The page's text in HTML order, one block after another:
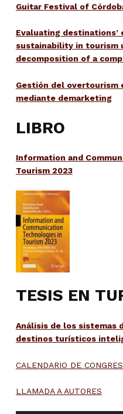
Guitar Festival of
Evaluating
sustainability in tourism
decomposition of a
Gestión del overtourism
mediante demarketing
LIBRO
Information and
Tourism 2023
TESIS EN
Análisis de los sistemas
destinos turísticos
CALENDARIO DE
LLAMADA A AUTORES